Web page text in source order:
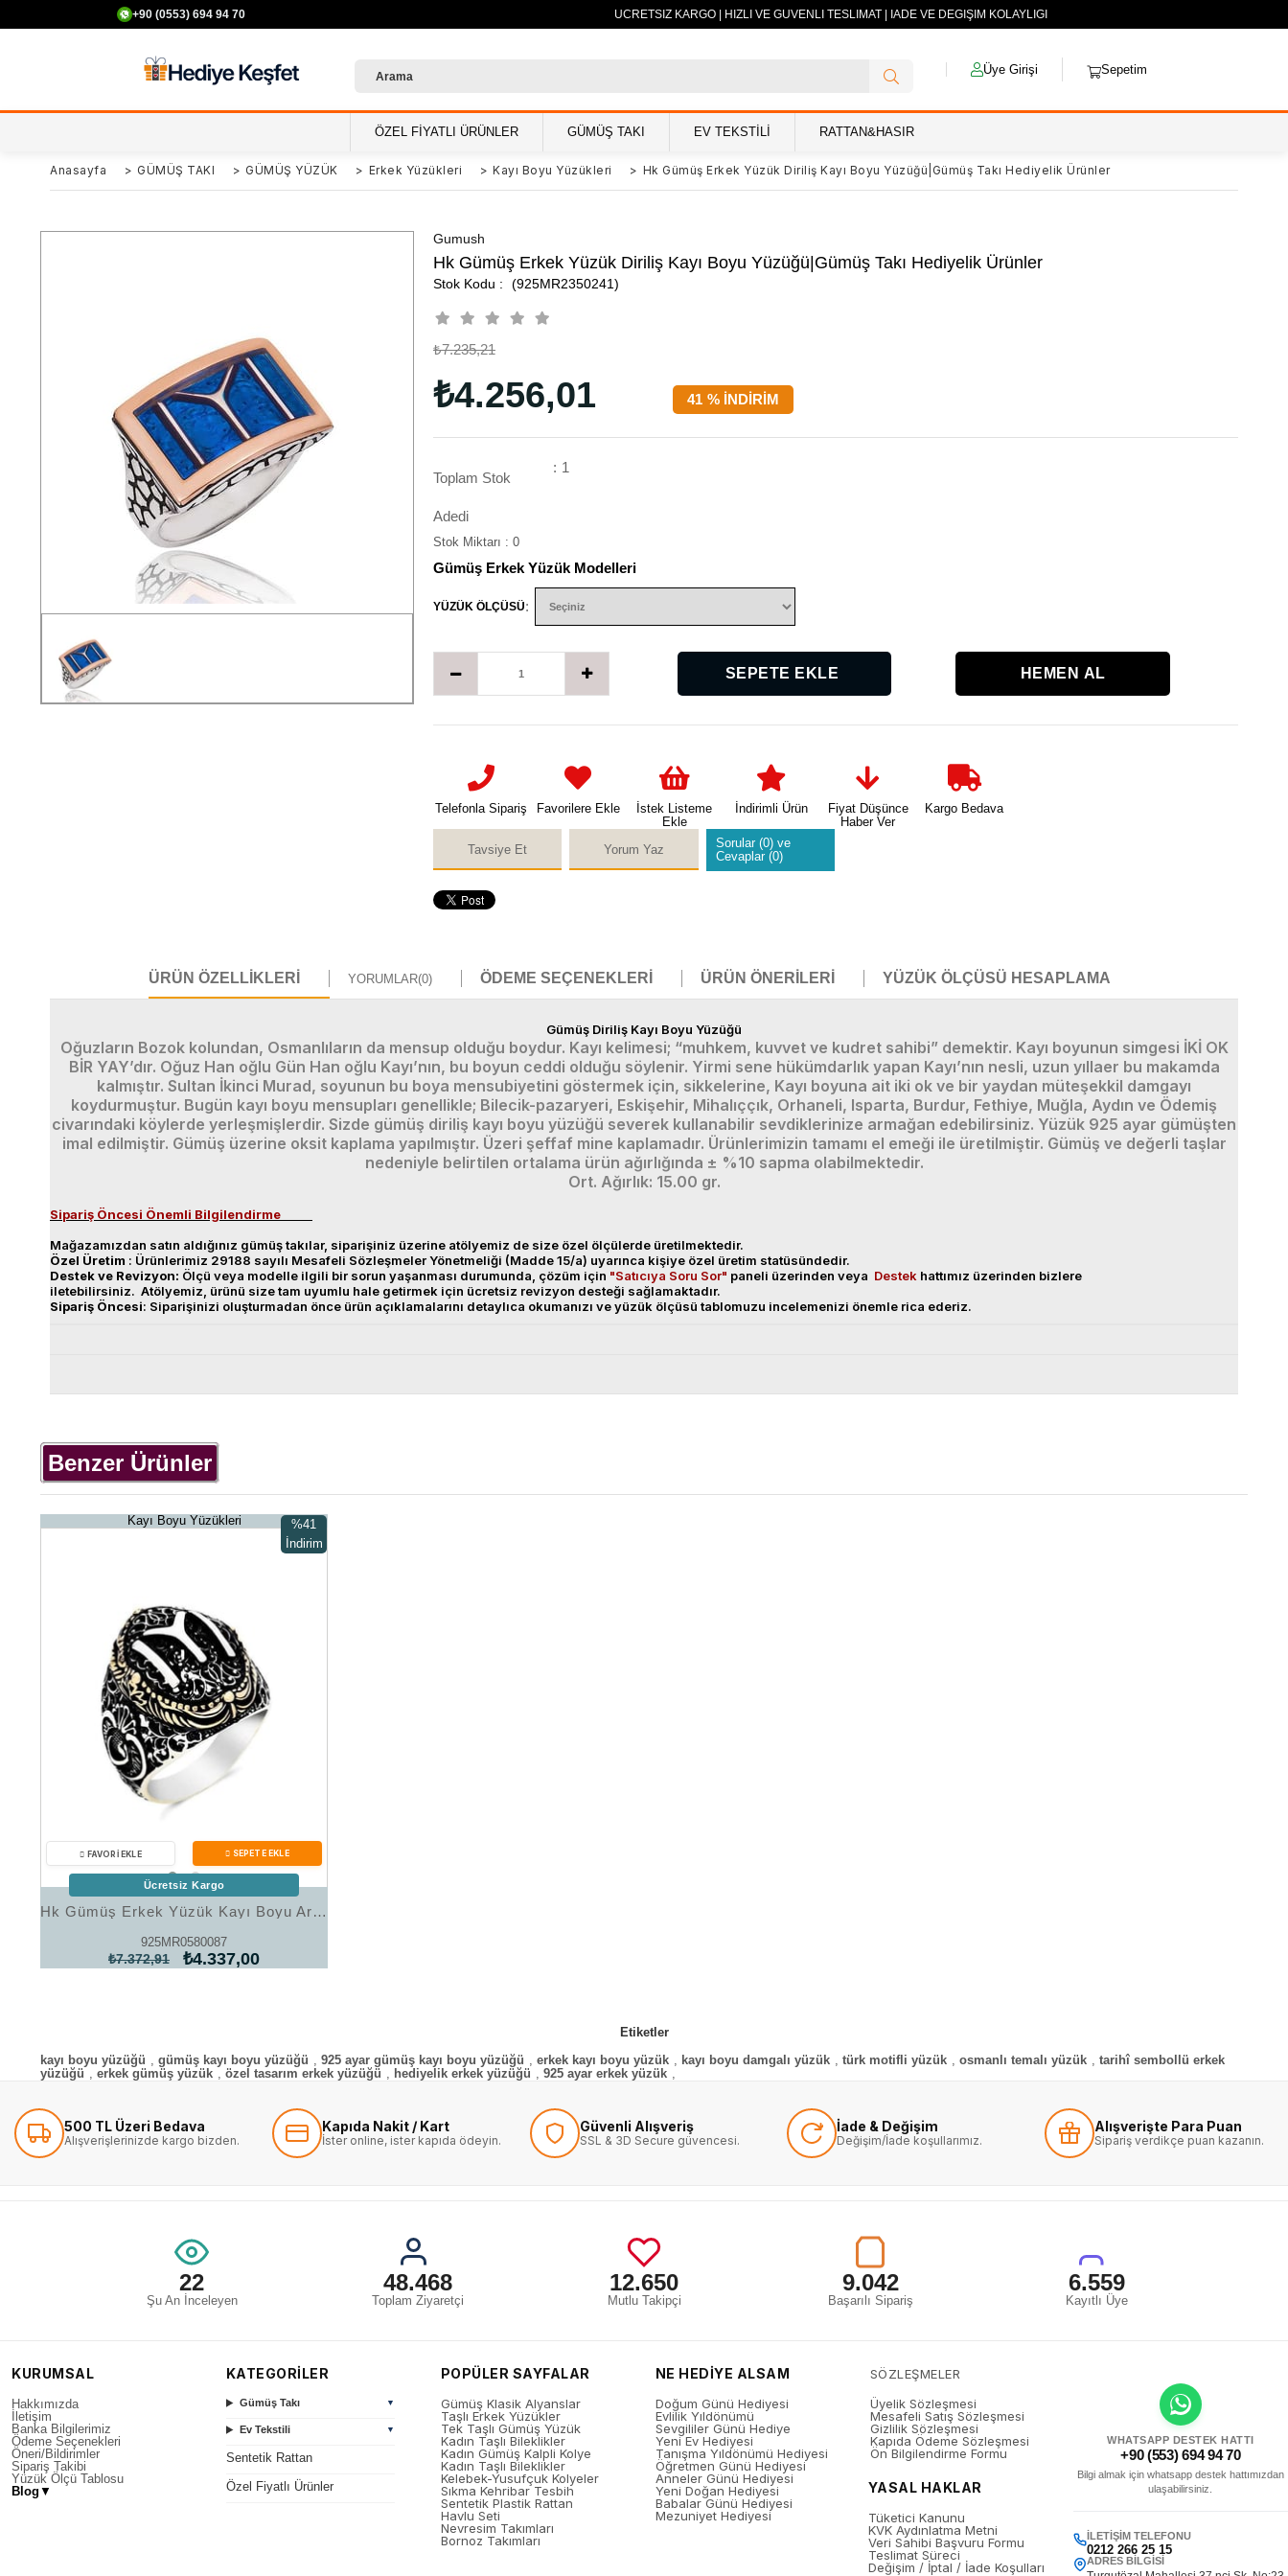
+90 (0553) 694 94 70 500 TL VE ÜZERİ ÜCRETSİZ KARGO | HIZLI VE GÜVENLİ TESLİMAT | İADE VE DEĞİŞİM KOLAYLIĞI
Üye Girişi Sepetim
ÖZEL FİYATLI ÜRÜNLER GÜMÜŞ TAKI EV TEKSTİLİ RATTAN&HASIR
Anasayfa > GÜMÜŞ TAKI > GÜMÜŞ YÜZÜK > Erkek Yüzükleri > Kayı Boyu Yüzükleri > Hk Gümüş Erkek Yüzük Diriliş Kayı Boyu Yüzüğü|Gümüş Takı Hediyelik Ürünler
Gumush
Hk Gümüş Erkek Yüzük Diriliş Kayı Boyu Yüzüğü|Gümüş Takı Hediyelik Ürünler
(925MR2350241)
%
41 İNDIRIM
₺7.235,21
₺4.256,01
Toplam Stok
Adedi
: 1
Stok Miktarı : 0
Gümüş Erkek Yüzük Modelleri
YÜZÜK ÖLÇÜSÜ:
Telefonla Sipariş Favorilere Ekle
İstek Listeme
Ekle
İndirimli Ürün
Fiyat Düşünce
Haber Ver
Kargo Bedava
Tavsiye Et Yorum Yaz
Sorular (0) ve
Cevaplar (0)
ÜRÜN ÖZELLIKLERI YORUMLAR(0) ÖDEME SEÇENEKLERI ÜRÜN ÖNERILERI YÜZÜK ÖLÇÜSÜ HESAPLAMA
Gümüş Diriliş Kayı Boyu Yüzüğü
Oğuzların Bozok kolundan, Osmanlıların da mensup olduğu boydur. Kayı kelimesi; “muhkem, kuvvet ve kudret sahibi” demektir. Kayı boyunun simgesi İKİ OK
BİR YAY’dır. Oğuz Han oğlu Gün Han oğlu Kayı’nın, bu boyun ceddi olduğu söylenir. Yirmi sene hükümdarlık yapan Kayı’nın nesli, uzun yıllaer bu makamda
kalmıştır. Sultan İkinci Murad, soyunun bu boya mensubiyetini göstermek için, sikkelerine, Kayı boyuna ait iki ok ve bir yaydan müteşekkil damgayı
koydurmuştur. Bugün kayı boyu mensupları genellikle; Bilecik-pazaryeri, Eskişehir, Mihalıççık, Orhaneli, Isparta, Burdur, Fethiye, Muğla, Aydın ve Ödemiş
civarındaki köylerde yerleşmişlerdir. Sizde gümüş diriliş kayı boyu yüzüğü severek kullanabilir sevdiklerinize armağan edebilirsiniz. Yüzük 925 ayar gümüşten
imal edilmiştir. Gümüş üzerine oksit kaplama yapılmıştır. Üzeri şeffaf mine kaplamadır. Ürünlerimizin tamamı el emeği ile üretilmiştir. Gümüş ve değerli taşlar
nedeniyle belirtilen ortalama ürün ağırlığında ± %10 sapma olabilmektedir.
Ort. Ağırlık: 15.00 gr.
Sipariş Öncesi Önemli Bilgilendirme
Mağazamızdan satın aldığınız gümüş takılar, siparişiniz üzerine atölyemiz de size özel ölçülerde üretilmektedir.
Özel Üretim : Ürünlerimiz 29188 sayılı Mesafeli Sözleşmeler Yönetmeliği (Madde 15/a) uyarınca kişiye özel üretim statüsündedir.
Destekve Revizyon: Ölçü veya modelle ilgili bir sorun yaşanması durumunda, çözüm için "Satıcıya Soru Sor" paneli üzerinden veya Destek hattımız üzerinden bizlere
iletebilirsiniz. Atölyemiz, ürünü size tam uyumlu hale getirmek için ücretsiz revizyon desteği sağlamaktadır.
Sipariş Öncesi: Siparişinizi oluşturmadan önce ürün açıklamalarını detaylıca okumanızı ve yüzük ölçüsü tablomuzu incelemenizi önemle rica ederiz.
Benzer Ürünler
Kayı Boyu Yüzükleri
Hk Gümüş Erkek Yüzük Kayı Boyu Armalı |Gümüş Takı Hediyelik Ürünler
925MR0580087
₺4.337,00
₺7.372,91
%41
İndirim
Ücretsiz Kargo
Etiketler
kayı boyu yüzüğü , gümüş kayı boyu yüzüğü , 925 ayar gümüş kayı boyu yüzüğü , erkek kayı boyu yüzük , kayı boyu damgalı yüzük , türk motifli yüzük , osmanlı temalı yüzük , tarihî sembollü erkek
yüzüğü , erkek gümüş yüzük , özel tasarım erkek yüzüğü , hediyelik erkek yüzüğü , 925 ayar erkek yüzük ,
500 TL Üzeri Bedava
Alışverişlerinizde kargo bizden.
Kapıda Nakit / Kart
İster online, ister kapıda ödeyin.
Güvenli Alışveriş
SSL & 3D Secure güvencesi.
İade & Değişim
Değişim/İade koşullarımız.
Alışverişte Para Puan
Sipariş verdikçe puan kazanın.
22
Şu An İnceleyen
48.468
Toplam Ziyaretçi
12.650
Mutlu Takipçi
9.042
Başarılı Sipariş
6.559
Kayıtlı Üye
KURUMSAL
Hakkımızda
İletişim
Banka Bilgilerimiz
Ödeme Seçenekleri
Öneri/Bildirimler
Sipariş Takibi
Yüzük Ölçü Tablosu
Blog ▼
KATEGORİLER
Gümüş Takı ▼
Ev Tekstili ▼
Sentetik Rattan
Özel Fiyatlı Ürünler
POPÜLER SAYFALAR
Gümüş Klasik Alyanslar
Taşlı Erkek Yüzükler
Tek Taşlı Gümüş Yüzük
Kadın Taşlı Bileklikler
Kadın Gümüş Kalpli Kolye
Kadın Taşlı Bileklikler
Kelebek-Yusufçuk Kolyeler
Sıkma Kehribar Tesbih
Sentetik Plastik Rattan
Havlu Seti
Nevresim Takımları
Bornoz Takımları
NE HEDİYE ALSAM
Doğum Günü Hediyesi
Evlilik Yıldönümü
Sevgililer Günü Hediye
Yeni Ev Hediyesi
Tanışma Yıldönümü Hediyesi
Öğretmen Günü Hediyesi
Anneler Günü Hediyesi
Yeni Doğan Hediyesi
Babalar Günü Hediyesi
Mezuniyet Hediyesi
SÖZLEŞMELER
Üyelik Sözleşmesi
Mesafeli Satış Sözleşmesi
Gizlilik Sözleşmesi
Kapıda Ödeme Sözleşmesi
Ön Bilgilendirme Formu
YASAL HAKLAR
Tüketici Kanunu
KVK Aydınlatma Metni
Veri Sahibi Başvuru Formu
Teslimat Süreci
Değişim / İptal / İade Koşulları
WHATSAPP DESTEK HATTI
+90 (553) 694 94 70
Bilgi almak için whatsapp destek hattımızdan
ulaşabilirsiniz.
İLETIŞIM TELEFONU
0212 266 25 15
ADRES BILGISI